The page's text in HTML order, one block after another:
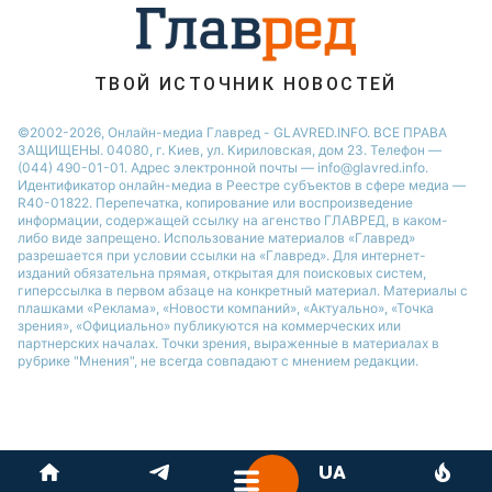
Новости Одессы
Новости Запорожья
ТВОЙ ИСТОЧНИК НОВОСТЕЙ
©2002-2026, Онлайн-медиа Главред - GLAVRED.INFO. ВСЕ ПРАВА
ЗАЩИЩЕНЫ. 04080, г. Киев, ул. Кириловская, дом 23. Телефон —
(044) 490-01-01. Адрес электронной почты — info@glavred.info.
Идентификатор онлайн-медиа в Реестре cубъектов в сфере медиа —
R40-01822. Перепечатка, копирование или воспроизведение
информации, содержащей ссылку на агенство ГЛАВРЕД, в каком-
либо виде запрещено. Использование материалов «Главред»
разрешается при условии ссылки на «Главред». Для интернет-
изданий обязательна прямая, открытая для поисковых систем,
гиперссылка в первом абзаце на конкретный материал. Материалы с
плашками «Реклама», «Новости компаний», «Актуально», «Точка
зрения», «Официально» публикуются на коммерческих или
партнерских началах. Точки зрения, выраженные в материалах в
рубрике "Мнения", не всегда совпадают с мнением редакции.